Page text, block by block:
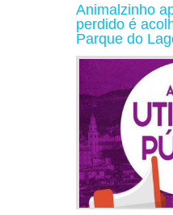
Animalzinho
perdido é
Parque do